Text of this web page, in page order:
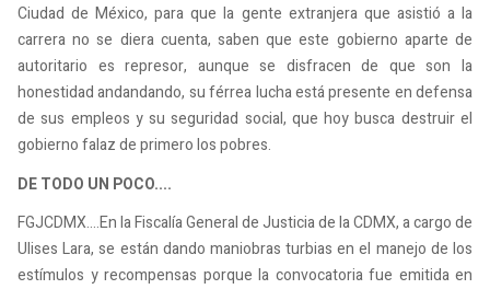
Ciudad de México, para que la gente extranjera que asistió a la
carrera no se diera cuenta, saben que este gobierno aparte de
autoritario es represor, aunque se disfracen de que son la
honestidad andandando, su férrea lucha está presente en defensa
de sus empleos y su seguridad social, que hoy busca destruir el
gobierno falaz de primero los pobres.
DE TODO UN POCO....
FGJCDMX....En la Fiscalía General de Justicia de la CDMX, a cargo de
Ulises Lara, se están dando maniobras turbias en el manejo de los
estímulos y recompensas porque la convocatoria fue emitida en